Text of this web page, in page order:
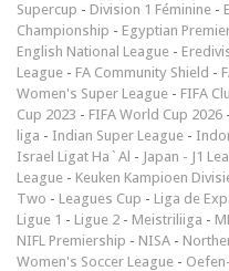
Supercup - Division 1 Féminine -
Championship - Egyptian
English National League -
League - FA Community Shield -
Women's Super League - FIFA
Cup 2023 - FIFA World Cup 2026 -
liga - Indian Super League -
Israel Ligat Ha`Al - Japan - J1
League - Keuken Kampioen
Two - Leagues Cup - Liga de
Ligue 1 - Ligue 2 - Meistriliiga -
NIFL Premiership - NISA -
Women's Soccer League -